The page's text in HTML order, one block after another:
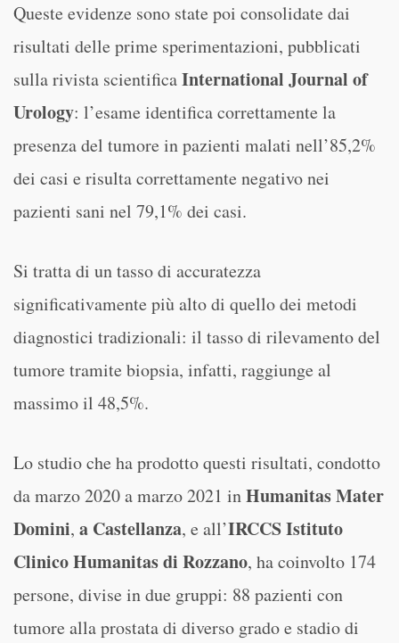
Queste evidenze sono state poi consolidate dai
risultati delle prime sperimentazioni, pubblicati
sulla rivista scientificaInternational Journal of
Urology: l’esame identifica correttamente la
presenza del tumore in pazienti malati nell’85,2%
dei casi e risulta correttamente negativo nei
pazienti sani nel 79,1% dei casi.
Si tratta di un tasso di accuratezza
significativamente più alto di quello dei metodi
diagnostici tradizionali: il tasso di rilevamento del
tumore tramite biopsia, infatti, raggiunge al
massimo il 48,5%.
Lo studio che ha prodotto questi risultati, condotto
da marzo 2020 a marzo 2021 inHumanitas Mater
Domini, a Castellanza, e all’IRCCS Istituto
Clinico Humanitas di Rozzano, ha coinvolto 174
persone, divise in due gruppi: 88 pazienti con
tumore alla prostata di diverso grado e stadio di